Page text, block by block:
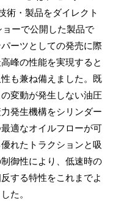
術・製品をダイレクト
ーで公開した製品で
ーツとしての発売に際
峰の性能を実現すると
も兼ね備えました。既
変動が発生しない油圧
発生機構をシリンダー
適なオイルフローが可
れたトラクションと吸
御性により、低速時の
する特性をこれまでよ
た。